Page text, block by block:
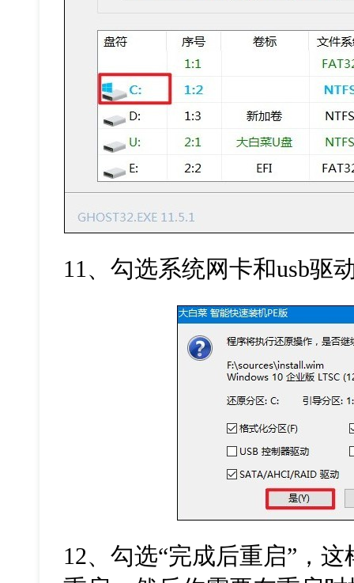
11 、勾选系统网卡和usb驱
12、勾选“完成后重启” ，